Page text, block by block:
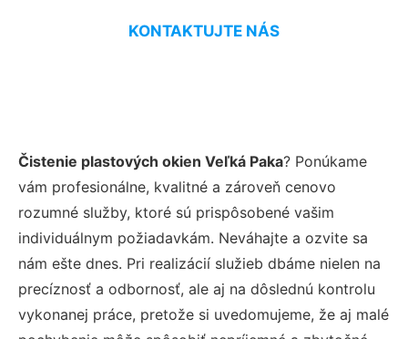
KONTAKTUJTE NÁS
Čistenie plastových okien Veľká Paka? Ponúkame
vám profesionálne, kvalitné a zároveň cenovo
rozumné služby, ktoré sú prispôsobené vašim
individuálnym požiadavkám. Neváhajte a ozvite sa
nám ešte dnes. Pri realizácií služieb dbáme nielen na
precíznosť a odbornosť, ale aj na dôslednú kontrolu
vykonanej práce, pretože si uvedomujeme, že aj malé